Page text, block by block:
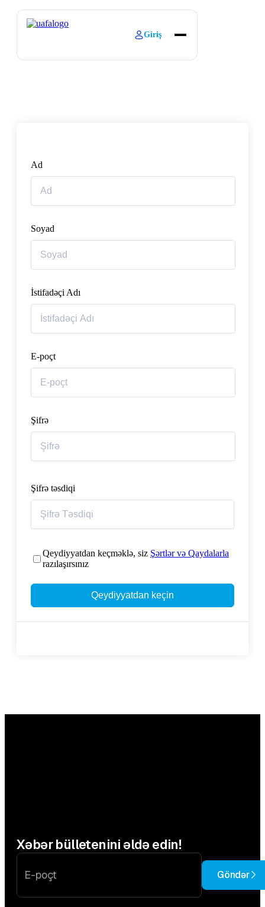
Giriş
Ad
Soyad
İstifadəçi Adı
E-poçt
Şifrə
Şifrə təsdiqi
Qeydiyyatdan keçməklə, siz Şərtlər və Qaydalarla
razılaşırsınız
Qeydiyyatdan keçin
Xəbər bülletenini əldə edin!
Göndər